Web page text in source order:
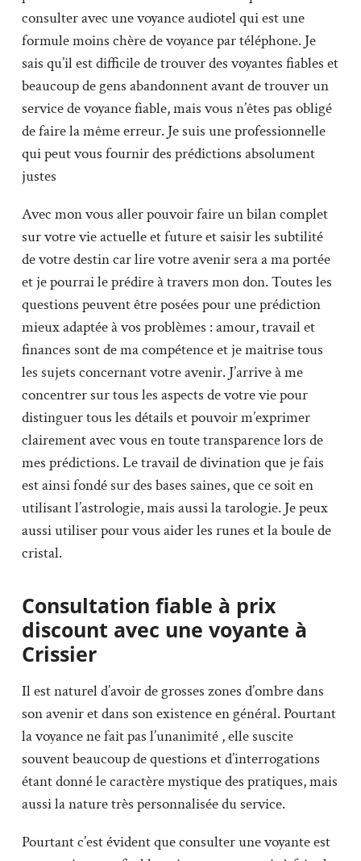
consulter avec une voyance audiotel qui est une
formule moins chère de voyance par téléphone. Je
sais qu’il est difficile de trouver des voyantes fiables et
beaucoup de gens abandonnent avant de trouver un
service de voyance fiable, mais vous n’êtes pas obligé
de faire la même erreur. Je suis une professionnelle
qui peut vous fournir des prédictions absolument
justes
Avec mon vous aller pouvoir faire un bilan complet
sur votre vie actuelle et future et saisir les subtilité
de votre destin car lire votre avenir sera a ma portée
et je pourrai le prédire à travers mon don. Toutes les
questions peuvent être posées pour une prédiction
mieux adaptée à vos problèmes : amour, travail et
finances sont de ma compétence et je maitrise tous
les sujets concernant votre avenir. J’arrive à me
concentrer sur tous les aspects de votre vie pour
distinguer tous les détails et pouvoir m’exprimer
clairement avec vous en toute transparence lors de
mes prédictions. Le travail de divination que je fais
est ainsi fondé sur des bases saines, que ce soit en
utilisant l’astrologie, mais aussi la tarologie. Je peux
aussi utiliser pour vous aider les runes et la boule de
cristal.
Consultation fiable à prix
discount avec une voyante à
Crissier
Il est naturel d’avoir de grosses zones d’ombre dans
son avenir et dans son existence en général. Pourtant
la voyance ne fait pas l’unanimité , elle suscite
souvent beaucoup de questions et d’interrogations
étant donné le caractère mystique des pratiques, mais
aussi la nature très personnalisée du service.
Pourtant c’est évident que consulter une voyante est